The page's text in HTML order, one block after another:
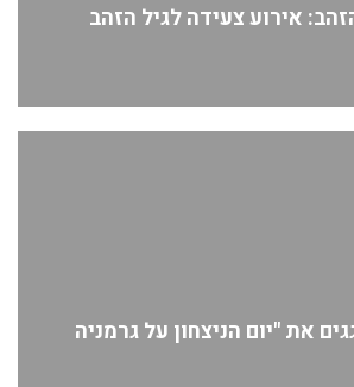
אירוע צעידה לגיל הזהב
את "יום הניצחון על גרמניה